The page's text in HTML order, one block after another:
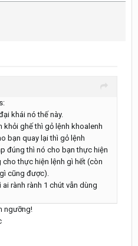
khái nó thế này.
khỏi ghế thì gỏ lệnh khoalenh
bạn quay lại thì gỏ lệnh
đúng thì nó cho bạn thực hiện
thực hiện lệnh gì hết (còn
cũng được).
rành rành 1 chút vẫn dùng
ngưỡng!